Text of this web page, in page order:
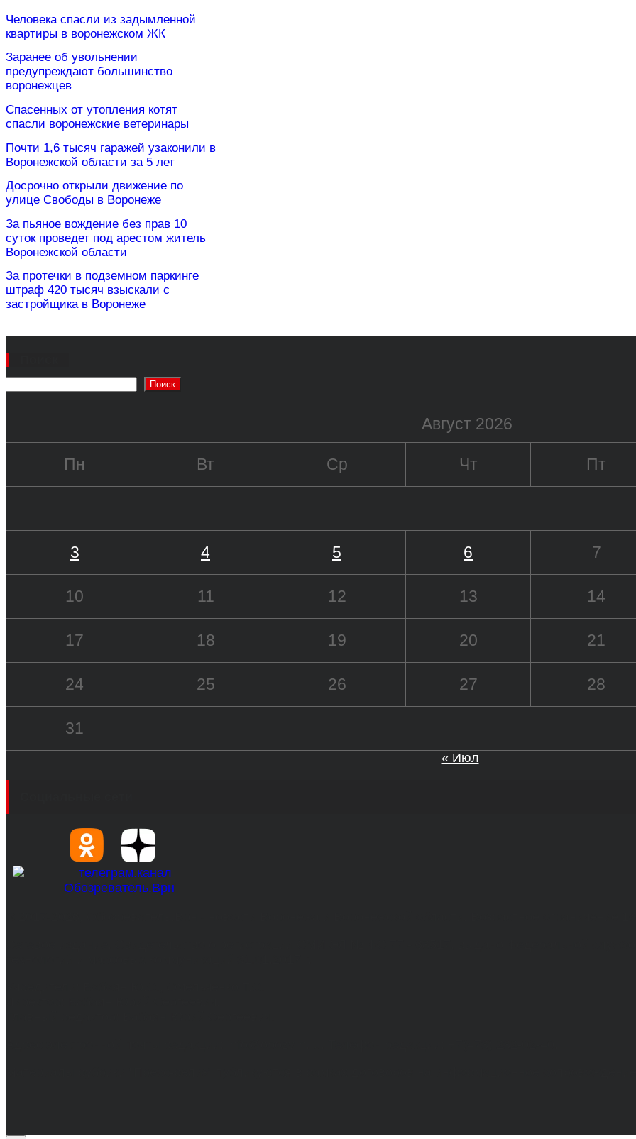
Человека спасли из задымленной
квартиры в воронежском ЖК
Заранее об увольнении
предупреждают большинство
воронежцев
Спасенных от утопления котят
спасли воронежские ветеринары
Почти 1,6 тысяч гаражей узаконили в
Воронежской области за 5 лет
Досрочно открыли движение по
улице Свободы в Воронеже
За пьяное вождение без прав 10
суток проведет под арестом житель
Воронежской области
За протечки в подземном паркинге
штраф 420 тысяч взыскали с
застройщика в Воронеже
Поиск
Август 2026
Пн Вт Ср Чт Пт
3 4 5 6 7
10 11 12 13 14
17 18 19 20 21
24 25 26 27 28
31
« Июл